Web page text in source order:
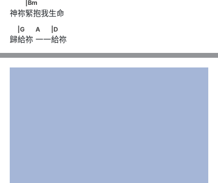
|Bm
|Bm
神祢緊抱我生命
|G　　      A　　|D
|G A |D
歸給祢 一一給祢